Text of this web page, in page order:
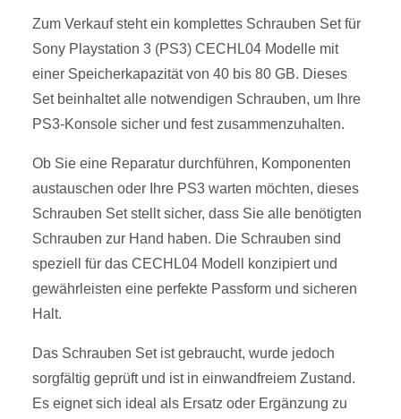
Zum Verkauf steht ein komplettes Schrauben Set für
Sony Playstation 3 (PS3) CECHL04 Modelle mit
einer Speicherkapazität von 40 bis 80 GB. Dieses
Set beinhaltet alle notwendigen Schrauben, um Ihre
PS3-Konsole sicher und fest zusammenzuhalten.
Ob Sie eine Reparatur durchführen, Komponenten
austauschen oder Ihre PS3 warten möchten, dieses
Schrauben Set stellt sicher, dass Sie alle benötigten
Schrauben zur Hand haben. Die Schrauben sind
speziell für das CECHL04 Modell konzipiert und
gewährleisten eine perfekte Passform und sicheren
Halt.
Das Schrauben Set ist gebraucht, wurde jedoch
sorgfältig geprüft und ist in einwandfreiem Zustand.
Es eignet sich ideal als Ersatz oder Ergänzung zu